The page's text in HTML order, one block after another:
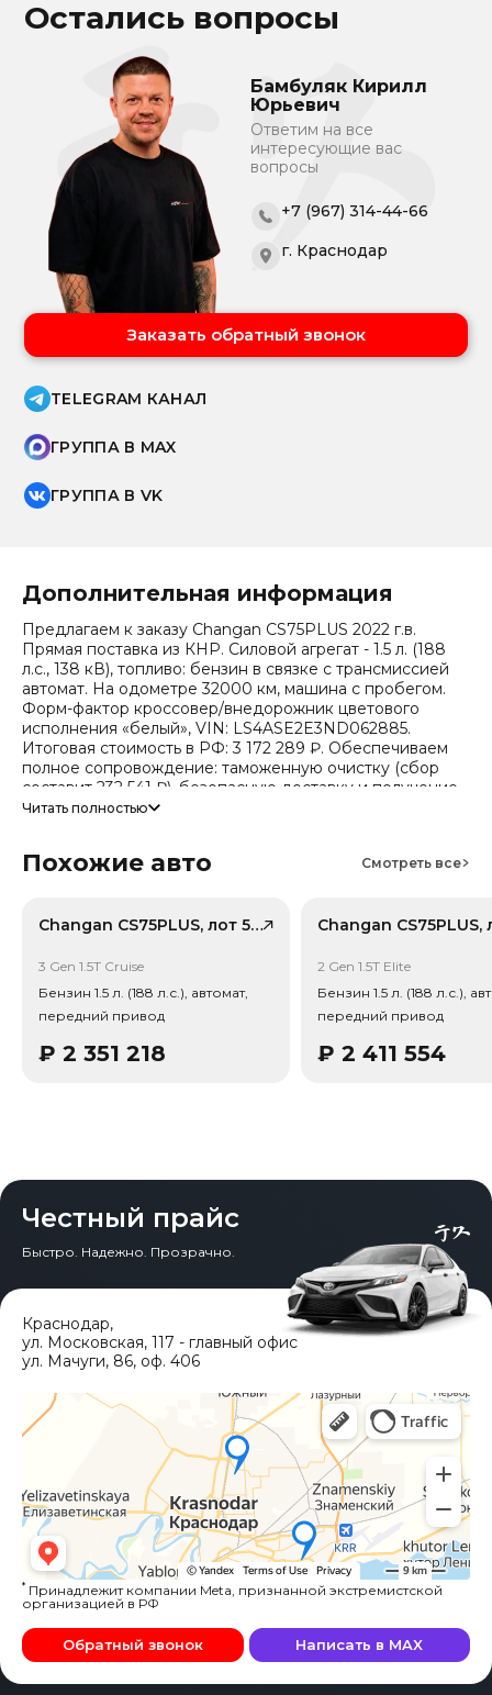
Остались вопросы
Бамбуляк Кирилл
Юрьевич
Ответим на все
интересующие вас
вопросы
+7 (967) 314-44-66
г. Краснодар
Заказать обратный звонок
TELEGRAM КАНАЛ
ГРУППА В MAX
ГРУППА В VK
Дополнительная информация
Предлагаем к заказу Changan CS75PLUS 2022 г.в.
Прямая поставка из КНР. Силовой агрегат - 1.5 л. (188
л.с., 138 кВ), топливо: бензин в связке с трансмиссией
автомат. На одометре 32000 км, машина с пробегом.
Форм-фактор кроссовер/внедорожник цветового
исполнения «белый», VIN: LS4ASE2E3ND062885.
Итоговая стоимость в РФ: 3 172 289 ₽. Обеспечиваем
полное сопровождение: таможенную очистку (сбор
составит 232 541 ₽), безопасную доставку и получение
всех документов.
уточняйте при обращении. Гарантируем полную
рынка (che): текущая цена в КНР 1 026 975 ₽, прогноз на
Примечание: прогноз актуален для внутреннего рынка
Тип привода: Передний привод (FWD).
Читать полностью
Похожие авто Смотреть все
Changan CS75PLUS, лот 58897871
3 Gen 1.5T Cruise
Бензин 1.5 л. (188 л.с.), автомат,
передний привод
₽ 2 351 218
2 Gen 1.5T Elite
Бензин 1.5 л. (188 л.с.),
передний привод
₽ 2 411 554
Честный прайс
Быстро. Надежно. Прозрачно.
Краснодар,
ул. Московская, 117 - главный офис
ул. Мачуги, 86, оф. 406
* Принадлежит компании Meta, признанной экстремистской
организацией в РФ
Обратный звонок Написать в MAX